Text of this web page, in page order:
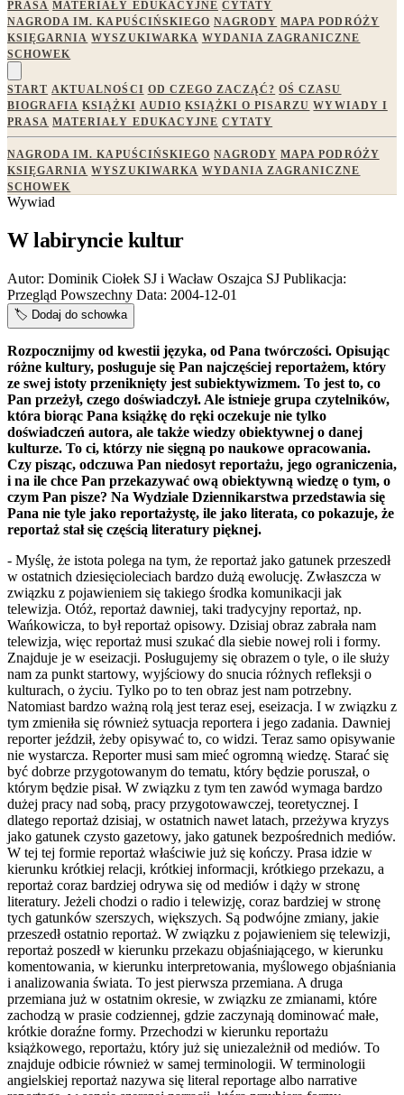
PRASA MATERIAŁY EDUKACYJNE CYTATY
NAGRODA IM. KAPUŚCIŃSKIEGO NAGRODY MAPA PODRÓŻY
KSIĘGARNIA WYSZUKIWARKA WYDANIA ZAGRANICZNE
SCHOWEK
START AKTUALNOŚCI OD CZEGO ZACZĄĆ? OŚ CZASU
BIOGRAFIA KSIĄŻKI AUDIO KSIĄŻKI O PISARZU WYWIADY I
PRASA MATERIAŁY EDUKACYJNE CYTATY
NAGRODA IM. KAPUŚCIŃSKIEGO NAGRODY MAPA PODRÓŻY
KSIĘGARNIA WYSZUKIWARKA WYDANIA ZAGRANICZNE
SCHOWEK
Wywiad
W labiryncie kultur
Autor: Dominik Ciołek SJ i Wacław Oszajca SJ Publikacja:
Przegląd Powszechny Data: 2004-12-01
🏷️ Dodaj do schowka
Rozpocznijmy od kwestii języka, od Pana twórczości. Opisując
różne kultury, posługuje się Pan najczęściej reportażem, który
ze swej istoty przeniknięty jest subiektywizmem. To jest to, co
Pan przeżył, czego doświadczył. Ale istnieje grupa czytelników,
która biorąc Pana książkę do ręki oczekuje nie tylko
doświadczeń autora, ale także wiedzy obiektywnej o danej
kulturze. To ci, którzy nie sięgną po naukowe opracowania.
Czy pisząc, odczuwa Pan niedosyt reportażu, jego ograniczenia,
i na ile chce Pan przekazywać ową obiektywną wiedzę o tym, o
czym Pan pisze? Na Wydziale Dziennikarstwa przedstawia się
Pana nie tyle jako reportażystę, ile jako literata, co pokazuje, że
reportaż stał się częścią literatury pięknej.
- Myślę, że istota polega na tym, że reportaż jako gatunek przeszedł
w ostatnich dziesięcioleciach bardzo dużą ewolucję. Zwłaszcza w
związku z pojawieniem się takiego środka komunikacji jak
telewizja. Otóż, reportaż dawniej, taki tradycyjny reportaż, np.
Wańkowicza, to był reportaż opisowy. Dzisiaj obraz zabrała nam
telewizja, więc reportaż musi szukać dla siebie nowej roli i formy.
Znajduje je w eseizacji. Posługujemy się obrazem o tyle, o ile służy
nam za punkt startowy, wyjściowy do snucia różnych refleksji o
kulturach, o życiu. Tylko po to ten obraz jest nam potrzebny.
Natomiast bardzo ważną rolą jest teraz esej, eseizacja. I w związku z
tym zmieniła się również sytuacja reportera i jego zadania. Dawniej
reporter jeździł, żeby opisywać to, co widzi. Teraz samo opisywanie
nie wystarcza. Reporter musi sam mieć ogromną wiedzę. Starać się
być dobrze przygotowanym do tematu, który będzie poruszał, o
którym będzie pisał. W związku z tym ten zawód wymaga bardzo
dużej pracy nad sobą, pracy przygotowawczej, teoretycznej. I
dlatego reportaż dzisiaj, w ostatnich nawet latach, przeżywa kryzys
jako gatunek czysto gazetowy, jako gatunek bezpośrednich mediów.
W tej tej formie reportaż właściwie już się kończy. Prasa idzie w
kierunku krótkiej relacji, krótkiej informacji, krótkiego przekazu, a
reportaż coraz bardziej odrywa się od mediów i dąży w stronę
literatury. Jeżeli chodzi o radio i telewizję, coraz bardziej w stronę
tych gatunków szerszych, większych. Są podwójne zmiany, jakie
przeszedł ostatnio reportaż. W związku z pojawieniem się telewizji,
reportaż poszedł w kierunku przekazu objaśniającego, w kierunku
komentowania, w kierunku interpretowania, myślowego objaśniania
i analizowania świata. To jest pierwsza przemiana. A druga
przemiana już w ostatnim okresie, w związku ze zmianami, które
zachodzą w prasie codziennej, gdzie zaczynają dominować małe,
krótkie doraźne formy. Przechodzi w kierunku reportażu
książkowego, reportażu, który już się uniezależnił od mediów. To
znajduje odbicie również w samej terminologii. W terminologii
angielskiej reportaż nazywa się literal reportage albo narrative